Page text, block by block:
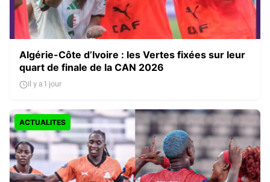
Algérie-Côte d’Ivoire : les Vertes fixées sur leur
quart de finale de la CAN 2026
Il y a 1 jour
ACTUALITES